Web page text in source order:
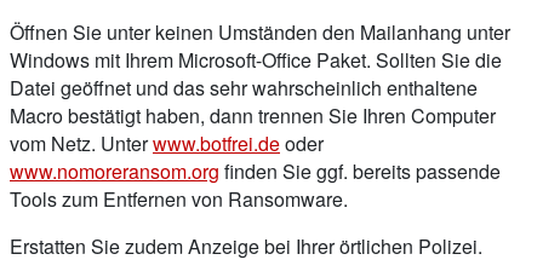
Öffnen Sie unter keinen Umständen den Mailanhang unter
Windows mit Ihrem Microsoft-Office Paket. Sollten Sie die
Datei geöffnet und das sehr wahrscheinlich enthaltene
Macro bestätigt haben, dann trennen Sie Ihren Computer
vom Netz. Unterwww.botfrei.deoder
www.nomoreransom.org finden Sie ggf. bereits passende
Tools zum Entfernen von Ransomware.
Erstatten Sie zudem Anzeige bei Ihrer örtlichen Polizei.